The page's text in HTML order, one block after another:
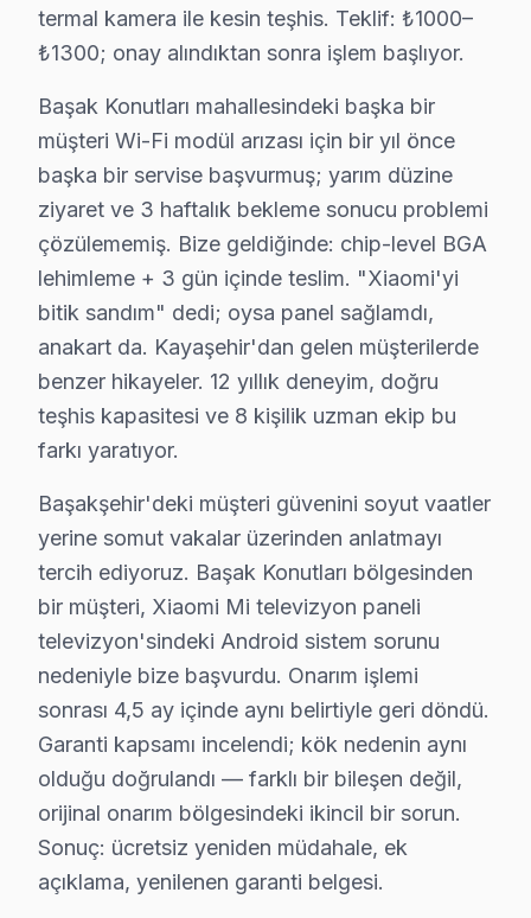
4. Yazılı fiyat teklifi sunulur; onay olmadan işlem
6. Tüm fonksiyonlar kapsamlı test edilir; garanti
Xiaomi ekran Bakım Tavsiyeleri
bu cihaz televizyon ünitesi'ler için en yaygın
Xiaomi TV'niz arızalandığında verileri (uygulama
Xiaomi güvenilirliği standartlarında bu marka
Başakşehir'da Xiaomi Yıllık Bakım
Xiaomi TV'nizin uzun yıllar sorunsuz çalışması için
Bakım kapsamımız:
• Başakşehir'de panel ve LED backlight kontrolü
• Başakşehir'de anakart kapasitör ve kondansatör
• HDMI port ve bağlantı noktası temizliği —
• Başakşehir'de yazılım ve firmware güncelleme
Başakşehir'da düzenli bakım yaptıran
Başakşehir Xiaomi TV Yerleştirme ve
Yeni bir Xiaomi televizyon aldıysanız, Başakşehir'da
Sunduğumuz kurulum seçenekleri:
• Başakşehir'de motorlu döner braket montajı ve
• Başakşehir servisimizde kablo kanalı ile estetik
• Başakşehir'de Wi-Fi optimizasyonu ve yayın ayarları
termal kamera ile kesin teşhis. Teklif: ₺1000–
₺1300; onay alındıktan sonra işlem başlıyor.
Başak Konutları mahallesindeki başka bir
müşteri Wi-Fi modül arızası için bir yıl önce
başka bir servise başvurmuş; yarım düzine
ziyaret ve 3 haftalık bekleme sonucu problemi
çözülememiş. Bize geldiğinde: chip-level BGA
lehimleme + 3 gün içinde teslim. "Xiaomi'yi
bitik sandım" dedi; oysa panel sağlamdı,
anakart da. Kayaşehir'dan gelen müşterilerde
benzer hikayeler. 12 yıllık deneyim, doğru
teşhis kapasitesi ve 8 kişilik uzman ekip bu
farkı yaratıyor.
Başakşehir'deki müşteri güvenini soyut vaatler
yerine somut vakalar üzerinden anlatmayı
tercih ediyoruz. Başak Konutları bölgesinden
bir müşteri, Xiaomi Mi televizyon paneli
televizyon'sindeki Android sistem sorunu
nedeniyle bize başvurdu. Onarım işlemi
sonrası 4,5 ay içinde aynı belirtiyle geri döndü.
Garanti kapsamı incelendi; kök nedenin aynı
olduğu doğrulandı — farklı bir bileşen değil,
orijinal onarım bölgesindeki ikincil bir sorun.
Sonuç: ücretsiz yeniden müdahale, ek
açıklama, yenilenen garanti belgesi.